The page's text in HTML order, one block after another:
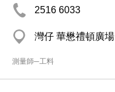
2516 6033
灣仔 華懋禮頓廣場
測量師─工料